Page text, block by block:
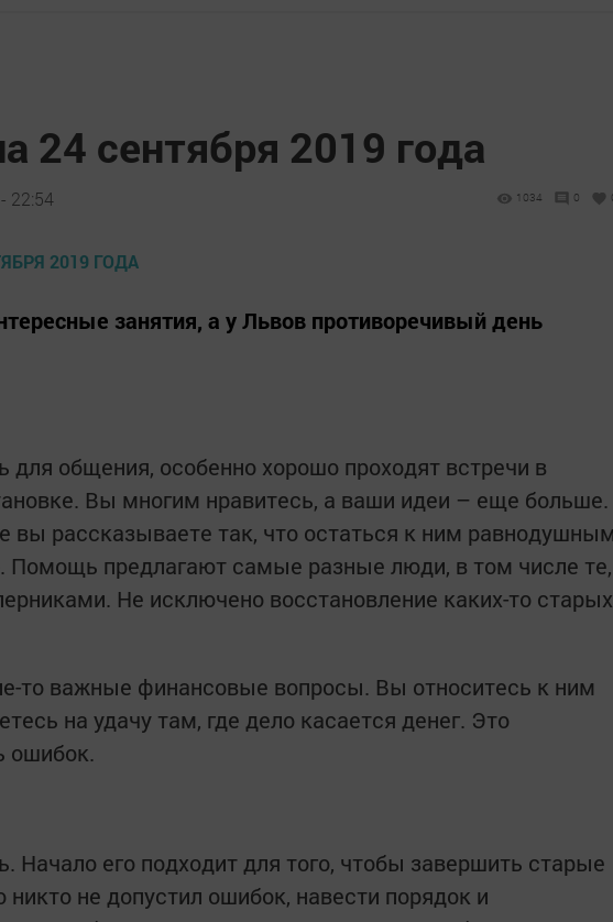
24 сентября 2019 года
22:54 1034 0
занятия, а у Львов противоречивый день
для общения, особенно хорошо проходят встречи в
Вы многим нравитесь, а ваши идеи – еще больше.
вы рассказываете так, что остаться к ним
Помощь предлагают самые разные люди, в том числе те,
Не исключено восстановление каких-то старых
то важные финансовые вопросы. Вы относитесь к ним
на удачу там, где дело касается денег. Это
ошибок.
Начало его подходит для того, чтобы завершить старые
никто не допустил ошибок, навести порядок и